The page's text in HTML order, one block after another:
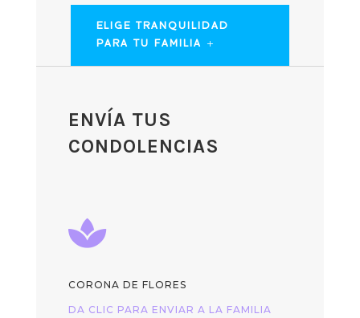
ELIGE TRANQUILIDAD
PARA TU FAMILIA
ENVÍA TUS
CONDOLENCIAS

CORONA DE FLORES
DA CLIC PARA ENVIAR A LA FAMILIA